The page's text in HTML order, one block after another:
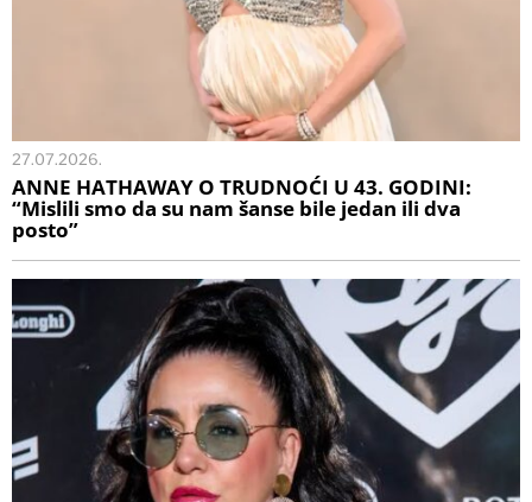
27.07.2026.
ANNE HATHAWAY O TRUDNOĆI U 43. GODINI:
“Mislili smo da su nam šanse bile jedan ili dva
posto”